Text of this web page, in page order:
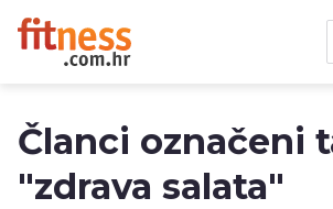
Članci označeni
"zdrava salata"